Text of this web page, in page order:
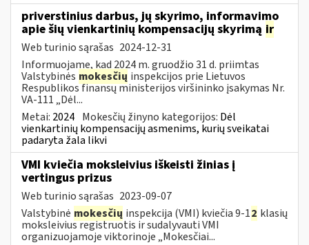
priverstinius darbus, jų skyrimo, informavimo
apie šių vienkartinių kompensacijų skyrimą ir
Web turinio sąrašas 2024-12-31
Informuojame, kad 2024 m. gruodžio 31 d. priimtas
Valstybinės mokesčių inspekcijos prie Lietuvos
Respublikos finansų ministerijos viršininko įsakymas Nr.
VA-111 „Dėl...
Metai: 2024 Mokesčių žinyno kategorijos: Dėl
vienkartinių kompensacijų asmenims, kurių sveikatai
padaryta žala likvi
VMI kviečia moksleivius iškeisti žinias į
vertingus prizus
Web turinio sąrašas 2023-09-07
Valstybinė mokesčių inspekcija (VMI) kviečia 9-12 klasių
moksleivius registruotis ir sudalyvauti VMI
organizuojamoje viktorinoje „Mokesčiai...